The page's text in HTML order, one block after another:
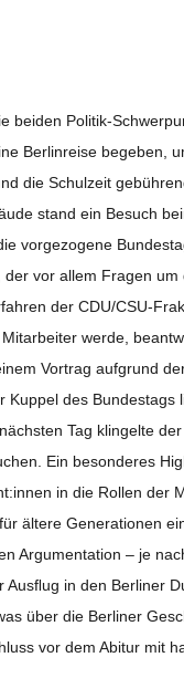
bei­den Poli­­tik-
Ber­lin­reise bege­ben,
die Schul­zeit
stand ein Besuch
vor­ge­zo­gene
vor allem Fra­gen um
der CDU/CSU-
werde,
Vor­trag auf­grund
des Bun­des­tags
Tag klin­gelte
Ein beson­de­res
in die Rol­len der
ältere Gene­ra­tio­nen
Argu­men­ta­tion – je
in den Ber­li­ner
über die Ber­li­ner
vor dem Abitur mit